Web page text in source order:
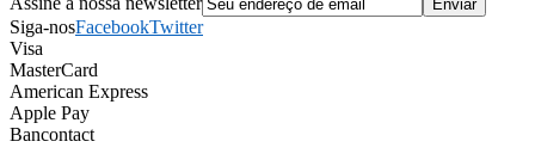
Siga-nosFacebookTwitter
Visa
MasterCard
American Express
Apple Pay
Bancontact